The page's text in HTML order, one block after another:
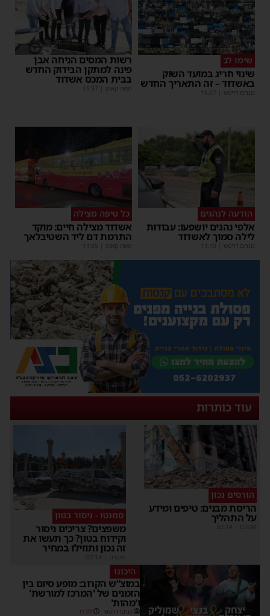
שימו לב
שינוי חריג במועד השוק
באשדוד – זה התאריך החדש
מנחם דויטש 16:07
רשות המסים הניחה אבן
פינה למתקן הבידוק החדש
בבית המכס אשדוד
משה קאהן 15:37
הודעה לנהגים
אלפי נהגים יושפעו: עבודות
לילה סמוך לאשדוד
מנחם דויטש 11:10
כל טיפה מצילה
אשדוד מצילה חיים: מוקד
התרמת דם ליד השטיבלאך
משה קאהן 11:05
עוד כותרות
הורסים נכון
הריסת מבנים: טיפים ומידע
על התהליך
מקודם
סמנטו - ניסור בטון
משפצים? צריכים ניסור
וקידוח בטון? כך תעשו את
זה נכון ותוזילו במחיר
מקודם
היכונו
במוצ”ש הקרוב: מופע סיום בין
הזמנים של 'המרכז למורשת'
ו'מהות'
מנחם דויטש 11:01